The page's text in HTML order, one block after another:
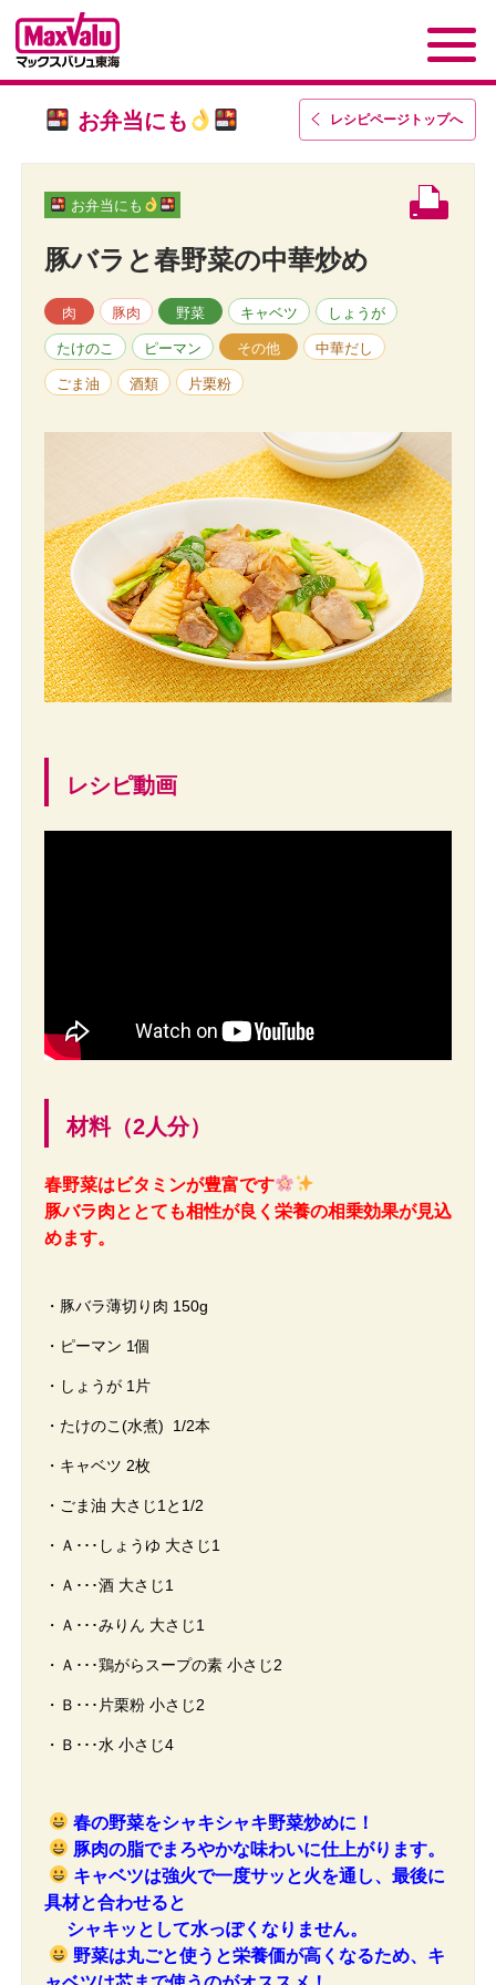
レシピページトップへ
お弁当にも
お弁当にも
豚バラと春野菜の中華炒め
肉 豚肉 野菜 キャベツ しょうが
たけのこ ピーマン その他 中華だし
ごま油 酒類 片栗粉
レシピ動画
材料（2人分）
春野菜はビタミンが豊富です
豚バラ肉ととても相性が良く栄養の相乗効果が見込
めます。
・豚バラ薄切り肉 150g
・ピーマン 1個
・しょうが 1片
・たけのこ(水煮) 1/2本
・キャベツ 2枚
・ごま油 大さじ1と1/2
・Ａ･･･しょうゆ 大さじ1
・Ａ･･･酒 大さじ1
・Ａ･･･みりん 大さじ1
・Ａ･･･鶏がらスープの素 小さじ2
・Ｂ･･･片栗粉 小さじ2
・Ｂ･･･水 小さじ4
春の野菜をシャキシャキ野菜炒めに！
豚肉の脂でまろやかな味わいに仕上がります。
キャベツは強火で一度サッと火を通し、最後に
具材と合わせると
シャキッとして水っぽくなりません。
野菜は丸ごと使うと栄養価が高くなるため、キ